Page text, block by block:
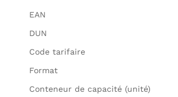
EAN
DUN
Code tarifaire
Format
Conteneur de capacité (unité)